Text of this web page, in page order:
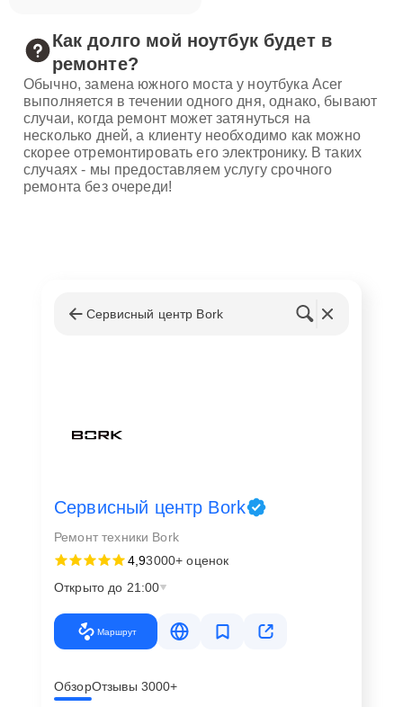
Как долго мой ноутбук будет в
ремонте?
Обычно, замена южного моста у ноутбука Acer
выполняется в течении одного дня, однако, бывают
случаи, когда ремонт может затянуться на
несколько дней, а клиенту необходимо как можно
скорее отремонтировать его электронику. В таких
случаях - мы предоставляем услугу срочного
ремонта без очереди!
Сервисный центр Bork
Сервисный центр Bork
Ремонт техники Bork
4,93000+ оценок
Открыто до 21:00
Маршрут
ОбзорОтзывы 3000+